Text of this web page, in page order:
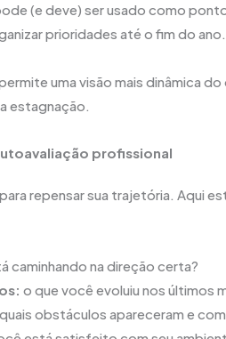
(e deve) ser usado como
prioridades até o fim do ano.
uma visão mais dinâmica
estagnação.
profissional
repensar sua trajetória. Aqui
caminhando na direção certa?
o que você evoluiu nos últimos
quais obstáculos apareceram e